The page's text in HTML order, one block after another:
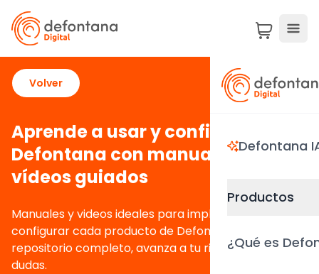
Defontana
Productos
¿Qué es
Volver
Aprende a usar y configurar
Defontana con manuales y
vídeos guiados
Manuales y videos ideales para implementar y
configurar cada producto de Defontana. Accede al
repositorio completo, avanza a tu ritmo y resuelve
dudas.